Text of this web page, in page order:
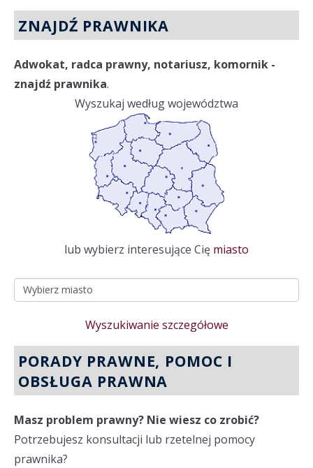
ZNAJDŹ PRAWNIKA
Adwokat, radca prawny, notariusz, komornik -
znajdź prawnika.
Wyszukaj według województwa
lub wybierz interesujące Cię miasto
Wyszukiwanie szczegółowe
PORADY PRAWNE, POMOC I
OBSŁUGA PRAWNA
Masz problem prawny? Nie wiesz co zrobić?
Potrzebujesz konsultacji lub rzetelnej pomocy
prawnika?